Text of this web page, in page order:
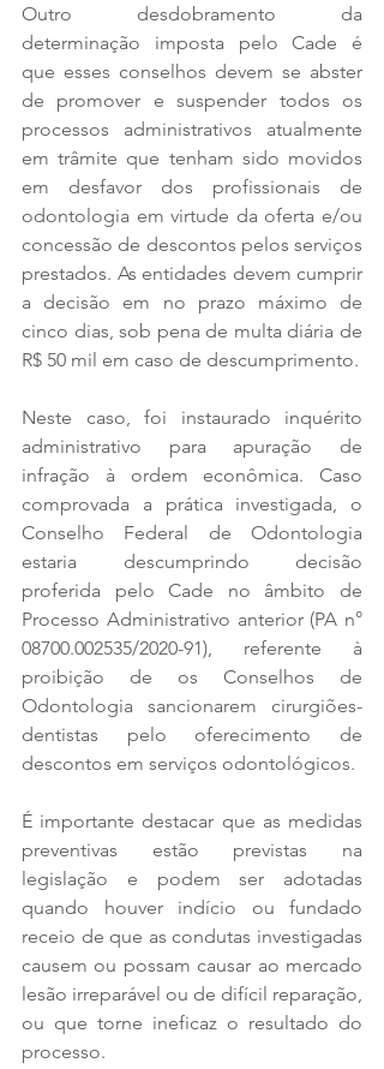
Outro desdobramento da
determinação imposta pelo Cade é
que esses conselhos devem se abster
de promover e suspender todos os
processos administrativos atualmente
em trâmite que tenham sido movidos
em desfavor dos profissionais de
odontologia em virtude da oferta e/ou
concessão de descontos pelos serviços
prestados. As entidades devem cumprir
a decisão em no prazo máximo de
cinco dias, sob pena de multa diária de
R$ 50 mil em caso de descumprimento.
Neste caso, foi instaurado inquérito
administrativo para apuração de
infração à ordem econômica. Caso
comprovada a prática investigada, o
Conselho Federal de Odontologia
estaria descumprindo decisão
proferida pelo Cade no âmbito de
Processo Administrativo anterior (PA n°
08700.002535/2020-91), referente à
proibição de os Conselhos de
Odontologia sancionarem cirurgiões-
dentistas pelo oferecimento de
descontos em serviços odontológicos.
É importante destacar que as medidas
preventivas estão previstas na
legislação e podem ser adotadas
quando houver indício ou fundado
receio de que as condutas investigadas
causem ou possam causar ao mercado
lesão irreparável ou de difícil reparação,
ou que torne ineficaz o resultado do
processo.